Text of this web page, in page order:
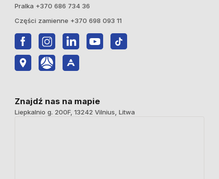
Pralka +370 686 734 36
Części zamienne +370 698 093 11
Znajdź nas na mapie
Liepkalnio g. 200F, 13242 Vilnius, Litwa